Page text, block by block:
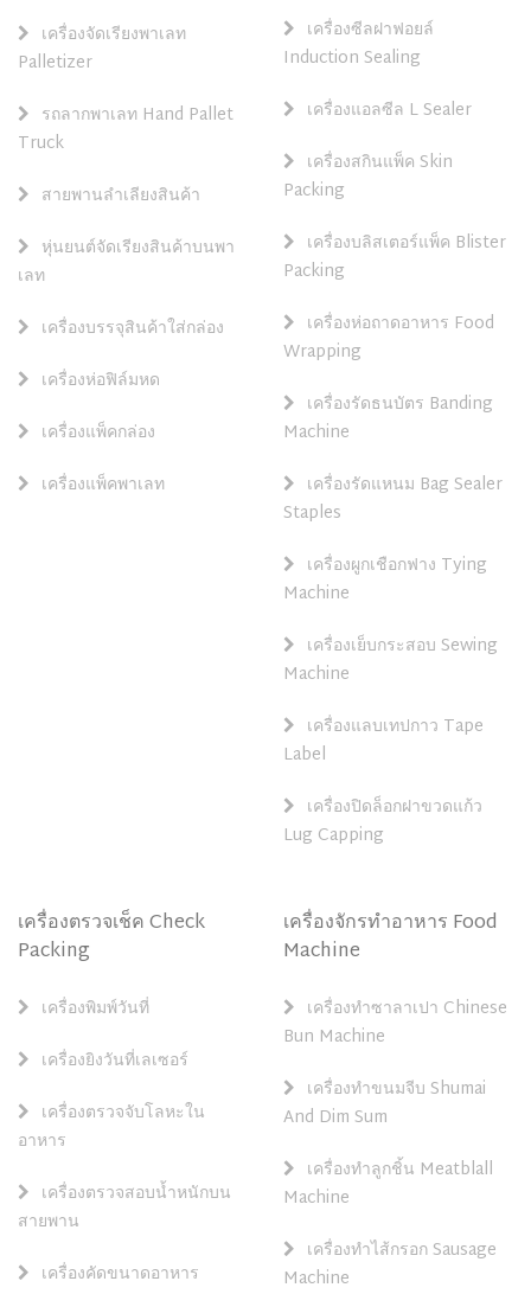
เครื่องจัดเรียงพาเลท
Palletizer
รถลากพาเลท Hand Pallet
Truck
สายพานลำเลียงสินค้า
หุ่นยนต์จัดเรียงสินค้าบนพา
เลท
เครื่องบรรจุสินค้าใส่กล่อง
เครื่องห่อฟิล์มหด
เครื่องแพ็คกล่อง
เครื่องแพ็คพาเลท
เครื่องซีลฝาฟอยล์
Induction Sealing
เครื่องแอลซีล L Sealer
เครื่องสกินแพ็ค Skin
Packing
เครื่องบลิสเตอร์แพ็ค Blister
Packing
เครื่องห่อถาดอาหาร Food
Wrapping
เครื่องรัดธนบัตร Banding
Machine
เครื่องรัดแหนม Bag Sealer
Staples
เครื่องผูกเชือกฟาง Tying
Machine
เครื่องเย็บกระสอบ Sewing
Machine
เครื่องแลบเทปกาว Tape
Label
เครื่องปิดล็อกฝาขวดแก้ว
Lug Capping
เครื่องตรวจเช็ค Check
Packing
เครื่องพิมพ์วันที่
เครื่องยิงวันที่เลเซอร์
เครื่องตรวจจับโลหะใน
อาหาร
เครื่องตรวจสอบน้ำหนักบน
สายพาน
เครื่องคัดขนาดอาหาร
เครื่องจักรทำอาหาร Food
Machine
เครื่องทำซาลาเปา Chinese
Bun Machine
เครื่องทำขนมจีบ Shumai
And Dim Sum
เครื่องทำลูกชิ้น Meatblall
Machine
เครื่องทำไส้กรอก Sausage
Machine